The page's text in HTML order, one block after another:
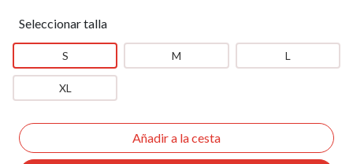
Seleccionar talla
S M L
XL